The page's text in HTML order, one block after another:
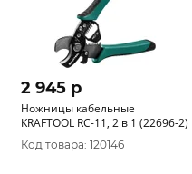
2 945 p
Ножницы кабельные
KRAFTOOL RC-11, 2 в 1 (22696-2)
Код товара: 120146